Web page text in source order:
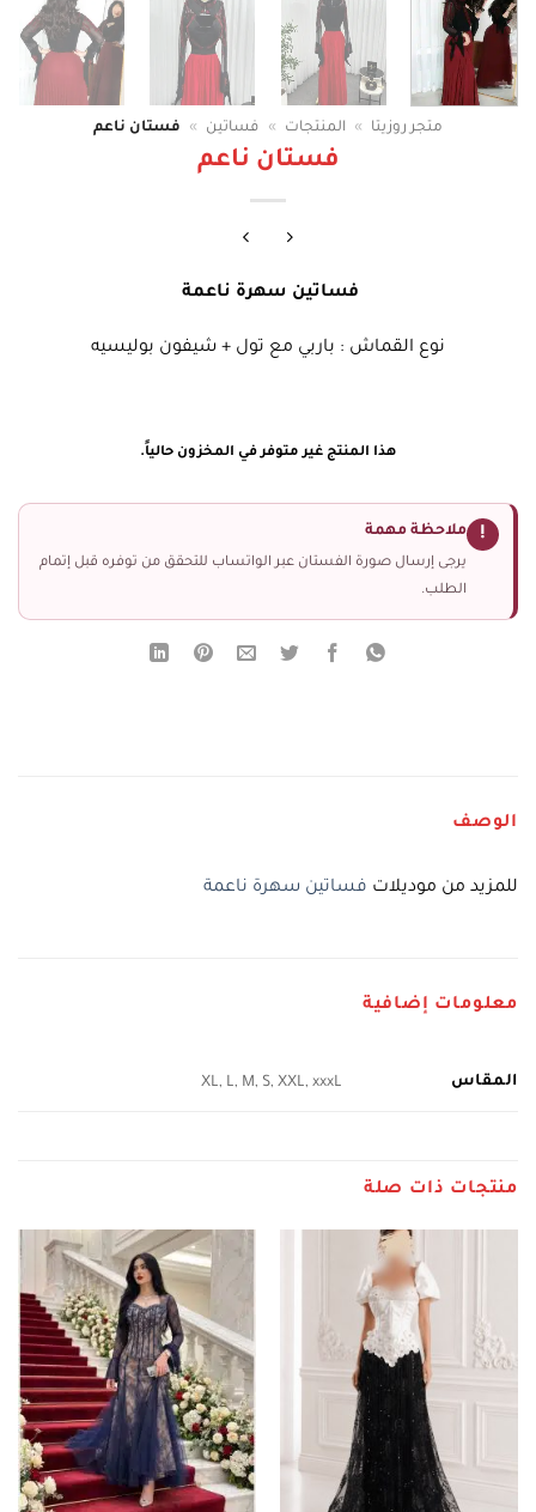
متجر روزيتا » المنتجات » فساتين » فستان ناعم
فستان ناعم
فساتين سهرة ناعمة
نوع القماش : باربي مع تول + شيفون بوليسيه
هذا المنتج غير متوفر في المخزون حالياً.
! ملاحظة مهمة
يرجى إرسال صورة الفستان عبر الواتساب للتحقق من توفره قبل إتمام
الطلب.
الوصف
للمزيد من موديلات فساتين سهرة ناعمة
معلومات إضافية
المقاس XL, L, M, S, XXL, xxxL
منتجات ذات صلة